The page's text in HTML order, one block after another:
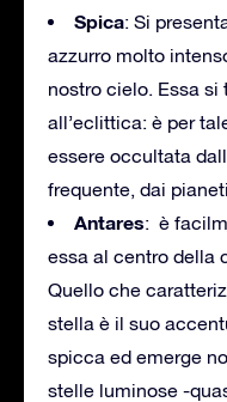
Spica: Si
azzurro molto
nostro cielo. Essa
all’eclittica: è per
essere occultata
frequente, dai
Antares: è
essa al centro della
Quello che
stella è il suo
spicca ed emerge
stelle luminose -